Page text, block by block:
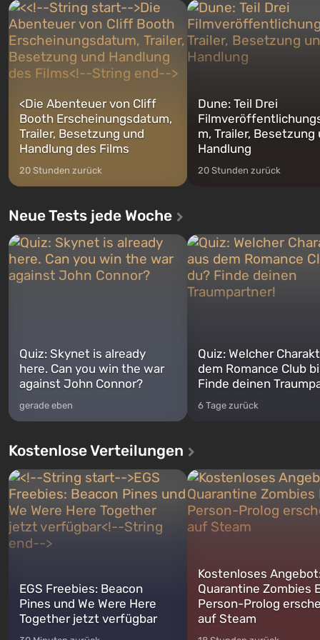
Charakteren: Michael, Trevor und
Franklin, zwischen denen Sie
jederzeit...
nach dem Abwurf von
auf Amerika geöffnet wird.
<Die Abenteuer von Cliff
Booth Erscheinungsdatum,
Trailer, Besetzung und
Handlung des Films
20 Stunden zurück
Dune: Teil Drei
m, Trailer, Besetzung
Handlung
20 Stunden zurück
Neue Tests jede Woche
Quiz: Skynet is already
here. Can you win the war
against John Connor?
gerade eben
Quiz: Welcher
dem Romance Club
Finde deinen
6 Tage zurück
Kostenlose Verteilungen
EGS Freebies: Beacon
Pines und We Were Here
Together jetzt verfügbar
Kostenloses
Quarantine Zombies
Person-Prolog
auf Steam